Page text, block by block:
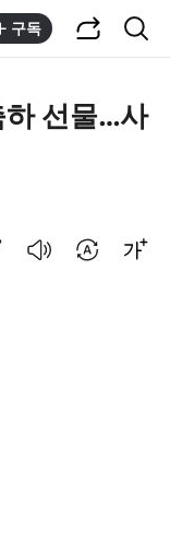
구독
하 선물…사